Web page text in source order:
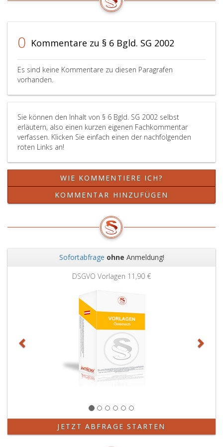
0 Kommentare zu § 6 Bgld. SG 2002
Es sind keine Kommentare zu diesen Paragrafen
vorhanden.
Sie können den Inhalt von § 6 Bgld. SG 2002 selbst
erläutern, also einen kurzen eigenen Fachkommentar
verfassen. Klicken Sie einfach einen der nachfolgenden
roten Links an!
WIE KOMMENTIERE ICH?
KOMMENTAR HINZUFÜGEN
Sofortabfrage ohne Anmeldung!
DSGVO Vorlagen 11,90 €
JETZT ABFRAGE STARTEN